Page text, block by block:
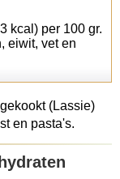
kcal) per 100 gr.
eiwit, vet en
(Lassie)
en pasta's.